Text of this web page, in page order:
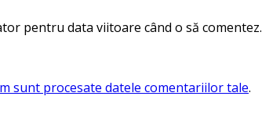
pentru data viitoare când o să comentez.
sunt procesate datele comentariilor tale.